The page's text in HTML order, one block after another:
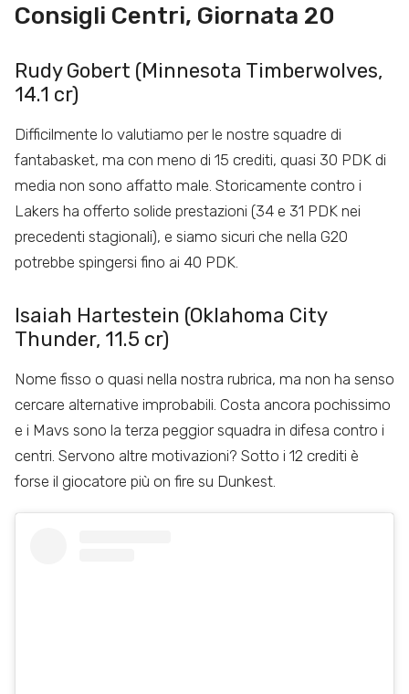
Consigli Centri, Giornata 20
Rudy Gobert (Minnesota Timberwolves,
14.1 cr)
Difficilmente lo valutiamo per le nostre squadre di
fantabasket, ma con meno di 15 crediti, quasi 30 PDK di
media non sono affatto male. Storicamente contro i
Lakers ha offerto solide prestazioni (34 e 31 PDK nei
precedenti stagionali), e siamo sicuri che nella G20
potrebbe spingersi fino ai 40 PDK.
Isaiah Hartestein (Oklahoma City
Thunder, 11.5 cr)
Nome fisso o quasi nella nostra rubrica, ma non ha senso
cercare alternative improbabili. Costa ancora pochissimo
e i Mavs sono la terza peggior squadra in difesa contro i
centri. Servono altre motivazioni? Sotto i 12 crediti è
forse il giocatore più on fire su Dunkest.